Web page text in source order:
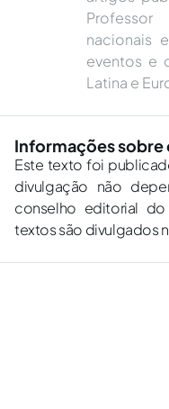
nacionais
eventos e
Latina e
Informações sobre
Este texto foi
divulgação não
conselho editorial
textos são divulgados